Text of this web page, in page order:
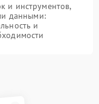
и инструментов,
данными:
и